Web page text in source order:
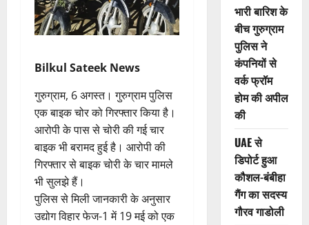
Bilkul Sateek News
गुरुग्राम, 6 अगस्त। गुरुग्राम पुलिस
एक बाइक चोर को गिरफ्तार किया है।
आरोपी के पास से चोरी की गई चार
बाइक भी बरामद हुई है। आरोपी की
गिरफ्तार से बाइक चोरी के चार मामले
भी सुलझे हैं।
पुलिस से मिली जानकारी के अनुसार
उद्योग विहार फेज-1 में 19 मई को एक
भारी बारिश के
बीच गुरुग्राम
पुलिस ने
कंपनियों से
वर्क फ्रॉम
होम की अपील
की
UAE से
डिपोर्ट हुआ
कौशल-बंबीहा
गैंग का सदस्य
गौरव गाडोली